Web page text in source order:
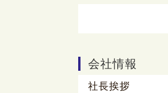
会社情報
社長挨拶